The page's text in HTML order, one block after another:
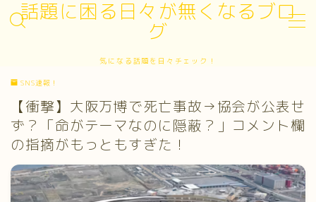
話題に困る日々が無くなるブロ
グ
気になる話題を日々チェック！
サイトマップ
デモプリセット記事 #3
プライバシーポリシー
プライバシーポリシー
プロフィール
利用規約／特定商取引法に基づく表記
有料記事の決済完了ページ
SNS速報！
【衝撃】大阪万博で死亡事故→協会が公表せ
ず？「命がテーマなのに隠蔽？」コメント欄
の指摘がもっともすぎた！